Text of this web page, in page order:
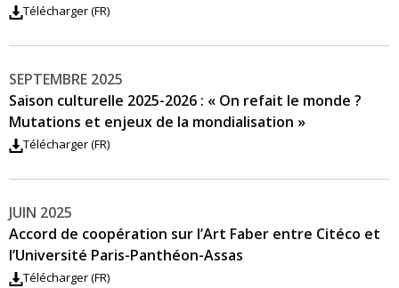
Télécharger (FR)
SEPTEMBRE 2025
Saison culturelle 2025-2026 : « On refait le monde ?
Mutations et enjeux de la mondialisation »
Télécharger (FR)
JUIN 2025
Accord de coopération sur l’Art Faber entre Citéco et
l’Université Paris-Panthéon-Assas
Télécharger (FR)